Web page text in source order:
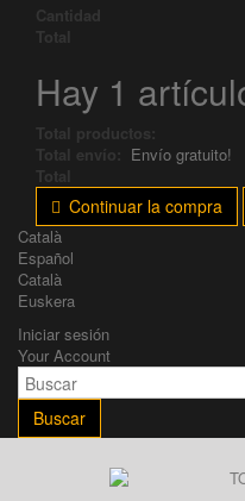
Cantidad
Total
Hay 1
Total productos:
Total envío: Envío gratuito!
Total
Continuar la compra
Català
Español
Català
Euskera
Iniciar sesión
Your Account
Buscar